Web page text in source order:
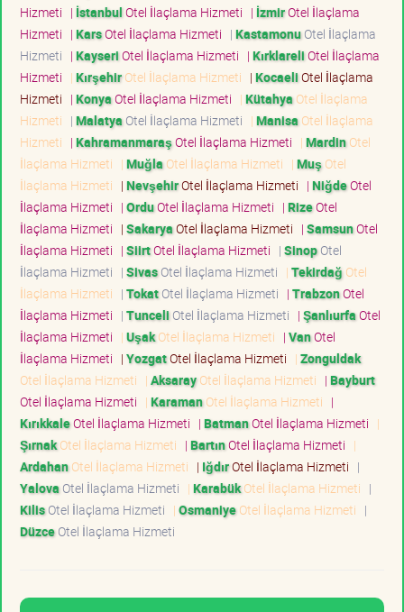
Hizmeti | İstanbulOtel İlaçlama Hizmeti | İzmirOtel İlaçlama
Hizmeti | KarsOtel İlaçlama Hizmeti | KastamonuOtel İlaçlama
Hizmeti | KayseriOtel İlaçlama Hizmeti | KırklareliOtel İlaçlama
Hizmeti | KırşehirOtel İlaçlama Hizmeti | KocaeliOtel İlaçlama
Hizmeti | KonyaOtel İlaçlama Hizmeti | Kütahya Otel İlaçlama
Hizmeti | Malatya Otel İlaçlama Hizmeti | Manisa Otel İlaçlama
Hizmeti | KahramanmaraşOtel İlaçlama Hizmeti | MardinOtel
İlaçlama Hizmeti | Muğla Otel İlaçlama Hizmeti | Muş Otel
İlaçlama Hizmeti | NevşehirOtel İlaçlama Hizmeti | NiğdeOtel
İlaçlama Hizmeti | OrduOtel İlaçlama Hizmeti | RizeOtel
İlaçlama Hizmeti | SakaryaOtel İlaçlama Hizmeti | SamsunOtel
İlaçlama Hizmeti | SiirtOtel İlaçlama Hizmeti | SinopOtel
İlaçlama Hizmeti | SivasOtel İlaçlama Hizmeti | Tekirdağ Otel
İlaçlama Hizmeti | TokatOtel İlaçlama Hizmeti | TrabzonOtel
İlaçlama Hizmeti | Tunceli Otel İlaçlama Hizmeti | ŞanlıurfaOtel
İlaçlama Hizmeti | UşakOtel İlaçlama Hizmeti | VanOtel
İlaçlama Hizmeti | YozgatOtel İlaçlama Hizmeti | Zonguldak
Otel İlaçlama Hizmeti | AksarayOtel İlaçlama Hizmeti | Bayburt
Otel İlaçlama Hizmeti | KaramanOtel İlaçlama Hizmeti |
KırıkkaleOtel İlaçlama Hizmeti | BatmanOtel İlaçlama Hizmeti |
ŞırnakOtel İlaçlama Hizmeti | BartınOtel İlaçlama Hizmeti |
ArdahanOtel İlaçlama Hizmeti | IğdırOtel İlaçlama Hizmeti |
Yalova Otel İlaçlama Hizmeti | KarabükOtel İlaçlama Hizmeti |
KilisOtel İlaçlama Hizmeti | OsmaniyeOtel İlaçlama Hizmeti |
DüzceOtel İlaçlama Hizmeti